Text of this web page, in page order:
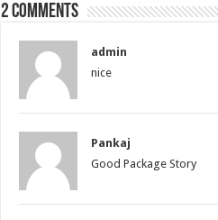
2 comments
admin
nice
Pankaj
Good Package Story